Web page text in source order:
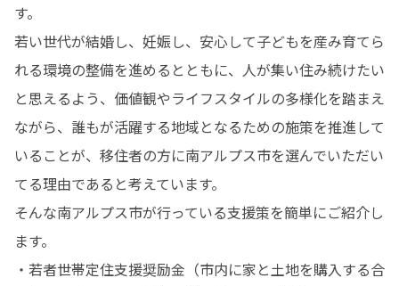
す。
若い世代が結婚し、妊娠し、安心して子どもを産み育てら
れる環境の整備を進めるとともに、人が集い住み続けたい
と思えるよう、価値観やライフスタイルの多様化を踏まえ
ながら、誰もが活躍する地域となるための施策を推進して
いることが、移住者の方に南アルプス市を選んでいただい
てる理由であると考えています。
そんな南アルプス市が行っている支援策を簡単にご紹介し
ます。
・若者世帯定住支援奨励金（市内に家と土地を購入する合